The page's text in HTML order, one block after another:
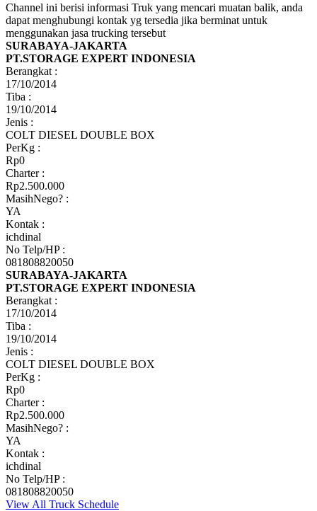
Channel ini berisi informasi Truk yang mencari muatan balik, anda
dapat menghubungi kontak yg tersedia jika berminat untuk
menggunakan jasa trucking tersebut
SURABAYA-JAKARTA
PT.STORAGE EXPERT INDONESIA
Berangkat :
17/10/2014
Tiba :
19/10/2014
Jenis :
COLT DIESEL DOUBLE BOX
PerKg :
Rp0
Charter :
Rp2.500.000
MasihNego? :
YA
Kontak :
ichdinal
No Telp/HP :
081808820050
SURABAYA-JAKARTA
PT.STORAGE EXPERT INDONESIA
Berangkat :
17/10/2014
Tiba :
19/10/2014
Jenis :
COLT DIESEL DOUBLE BOX
PerKg :
Rp0
Charter :
Rp2.500.000
MasihNego? :
YA
Kontak :
ichdinal
No Telp/HP :
081808820050
View All Truck Schedule